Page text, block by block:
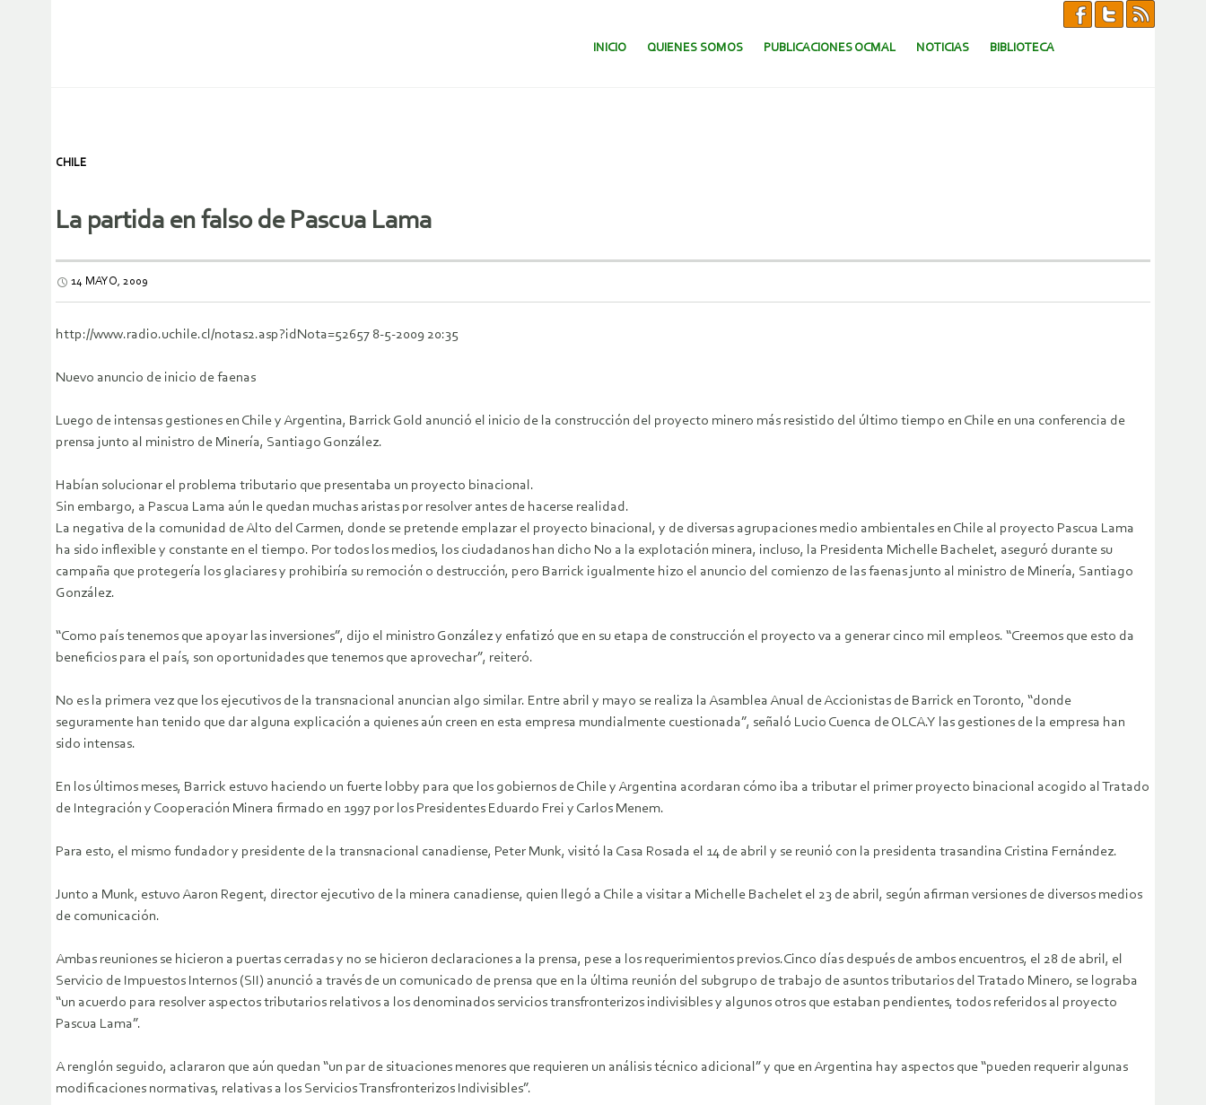
SALTAR AL CONTENIDO.
INICIO QUIENES SOMOS PUBLICACIONES OCMAL NOTICIAS BIBLIOTECA
CHILE
La partida en falso de Pascua Lama
14 MAYO, 2009
http://www.radio.uchile.cl/notas2.asp?idNota=52657 8-5-2009 20:35
Nuevo anuncio de inicio de faenas
Luego de intensas gestiones en Chile y Argentina, Barrick Gold anunció el inicio de la construcción del proyecto minero más resistido del último tiempo en Chile en una conferencia de
prensa junto al ministro de Minería, Santiago González.
Habían solucionar el problema tributario que presentaba un proyecto binacional.
Sin embargo, a Pascua Lama aún le quedan muchas aristas por resolver antes de hacerse realidad.
La negativa de la comunidad de Alto del Carmen, donde se pretende emplazar el proyecto binacional, y de diversas agrupaciones medio ambientales en Chile al proyecto Pascua Lama
ha sido inflexible y constante en el tiempo. Por todos los medios, los ciudadanos han dicho No a la explotación minera, incluso, la Presidenta Michelle Bachelet, aseguró durante su
campaña que protegería los glaciares y prohibiría su remoción o destrucción, pero Barrick igualmente hizo el anuncio del comienzo de las faenas junto al ministro de Minería, Santiago
González.
“Como país tenemos que apoyar las inversiones”, dijo el ministro González y enfatizó que en su etapa de construcción el proyecto va a generar cinco mil empleos. “Creemos que esto da
beneficios para el país, son oportunidades que tenemos que aprovechar”, reiteró.
No es la primera vez que los ejecutivos de la transnacional anuncian algo similar. Entre abril y mayo se realiza la Asamblea Anual de Accionistas de Barrick en Toronto, “donde
seguramente han tenido que dar alguna explicación a quienes aún creen en esta empresa mundialmente cuestionada”, señaló Lucio Cuenca de OLCA.Y las gestiones de la empresa han
sido intensas.
En los últimos meses, Barrick estuvo haciendo un fuerte lobby para que los gobiernos de Chile y Argentina acordaran cómo iba a tributar el primer proyecto binacional acogido al Tratado
de Integración y Cooperación Minera firmado en 1997 por los Presidentes Eduardo Frei y Carlos Menem.
Para esto, el mismo fundador y presidente de la transnacional canadiense, Peter Munk, visitó la Casa Rosada el 14 de abril y se reunió con la presidenta trasandina Cristina Fernández.
Junto a Munk, estuvo Aaron Regent, director ejecutivo de la minera canadiense, quien llegó a Chile a visitar a Michelle Bachelet el 23 de abril, según afirman versiones de diversos medios
de comunicación.
Ambas reuniones se hicieron a puertas cerradas y no se hicieron declaraciones a la prensa, pese a los requerimientos previos.Cinco días después de ambos encuentros, el 28 de abril, el
Servicio de Impuestos Internos (SII) anunció a través de un comunicado de prensa que en la última reunión del subgrupo de trabajo de asuntos tributarios del Tratado Minero, se lograba
“un acuerdo para resolver aspectos tributarios relativos a los denominados servicios transfronterizos indivisibles y algunos otros que estaban pendientes, todos referidos al proyecto
Pascua Lama”.
A renglón seguido, aclararon que aún quedan “un par de situaciones menores que requieren un análisis técnico adicional” y que en Argentina hay aspectos que “pueden requerir algunas
modificaciones normativas, relativas a los Servicios Transfronterizos Indivisibles”.